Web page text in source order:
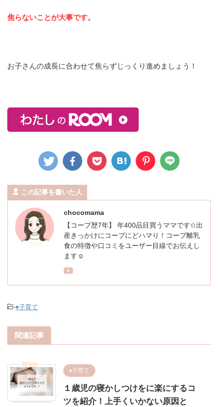
焦らないことが大事です。
お子さんの成長に合わせて焦らずじっくり進めましょう！
この記事を書いた人
chocomama
【コープ歴7年】 年400品目買うママです✩出
産きっかけにコープにどハマり！コープ離乳
食の特徴や口コミをユーザー目線でお伝えし
ます☺︎
-♦︎子育て
関連記事
♦︎子育て
１歳児の寝かしつけをに楽にするコ
ツを紹介！上手くいかない原因と